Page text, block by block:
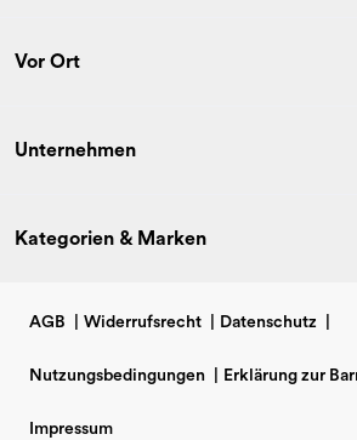
Vor Ort
Unternehmen
Kategorien & Marken
AGB Widerrufsrecht Datenschutz
Nutzungsbedingungen Erklärung zur
Impressum